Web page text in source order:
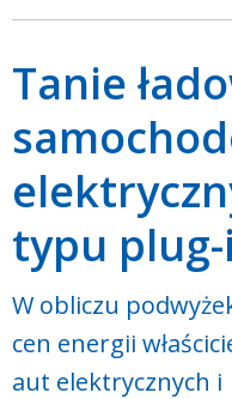
Tanie
typu
W obliczu
cen energii
aut elektrycznych i